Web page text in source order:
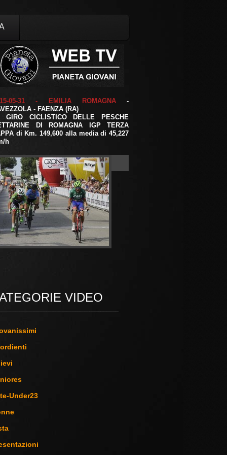
05-31 - EMILIA ROMAGNA
-
- FAENZA (RA)
GIRO CICLISTICO DELLE PESCHE
DI ROMAGNA IGP TERZA
di Km. 149,600 alla media di 45,227
h
VIDEO
Under23